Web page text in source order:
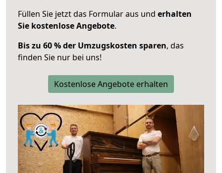
Füllen Sie jetzt das Formular aus und erhalten
Sie kostenlose Angebote.
Bis zu 60 % der Umzugskosten sparen, das
finden Sie nur bei uns!
Kostenlose Angebote erhalten